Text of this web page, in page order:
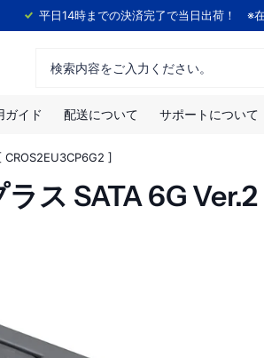
平日14時までの決済完了で当日出荷！ ※在
ガイド 配送について サポートについて
]
ス SATA 6G